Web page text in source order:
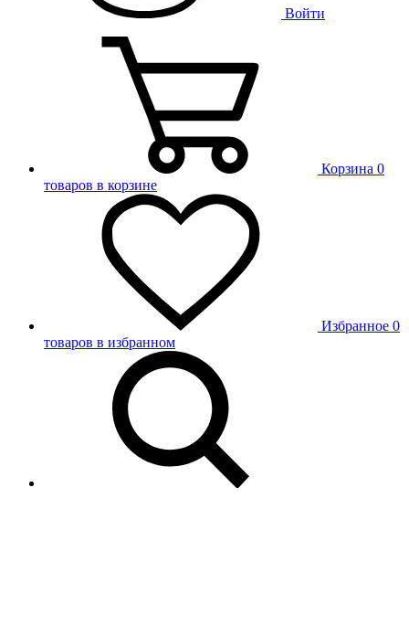
Войти
Корзина 0
товаров в корзине
Избранное 0
товаров в избранном